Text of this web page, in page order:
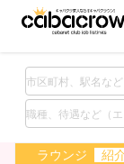
ラウンジ 紹